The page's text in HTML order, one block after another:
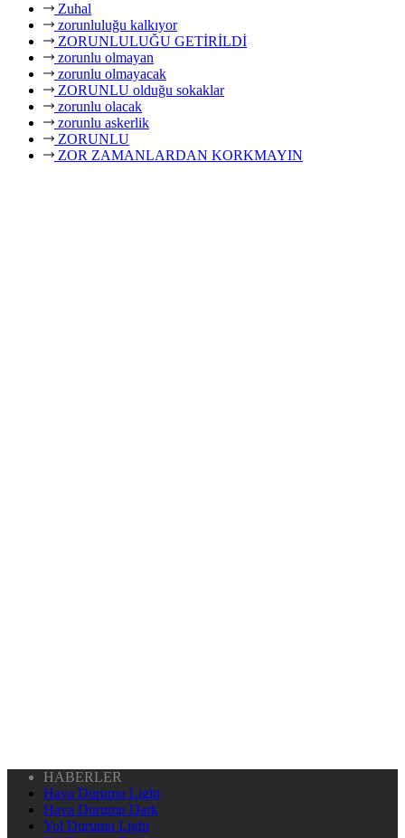
Zuhal
zorunluluğu kalkıyor
ZORUNLULUĞU GETİRİLDİ
zorunlu olmayan
zorunlu olmayacak
ZORUNLU olduğu sokaklar
zorunlu olacak
zorunlu askerlik
ZORUNLU
ZOR ZAMANLARDAN KORKMAYIN
HABERLER
Hava Durumu Light
Hava Durumu Dark
Yol Durumu Light